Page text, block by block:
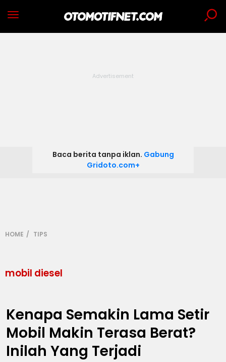
Baca berita tanpa iklan. Gabung
Gridoto.com+
HOME TIPS
mobil diesel
Kenapa Semakin Lama Setir
Mobil Makin Terasa Berat?
Inilah Yang Terjadi